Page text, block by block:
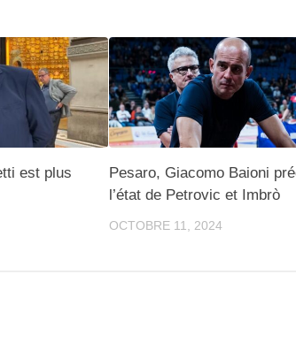
est plus
Pesaro, Giacomo Baioni
l’état de Petrovic et Imbrò
OCTOBRE 11, 2024